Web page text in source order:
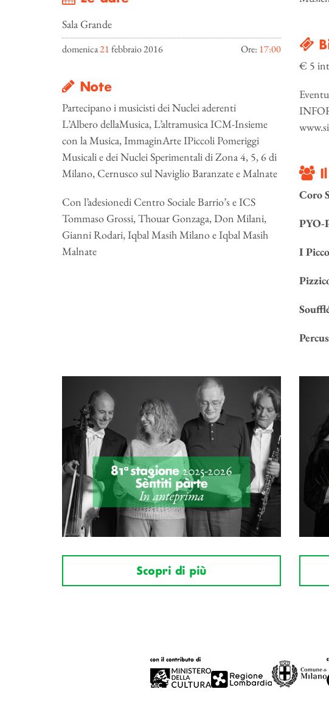
Sala Grande
domenica21febbraio 2016 Ore: 17:00
Note
Partecipano i musicisti dei Nuclei aderenti
L’Albero dellaMusica, L’altramusica ICM-Insieme
con la Musica, ImmaginArte IPiccoli Pomeriggi
Musicali e dei Nuclei Sperimentali di Zona 4, 5, 6 di
Milano, Cernusco sul Naviglio Baranzate e Malnate
Con l’adesionedi Centro Sociale Barrio’s e ICS
Tommaso Grossi, Thouar Gonzaga, Don Milani,
Gianni Rodari, Iqbal Masih Milano e Iqbal Masih
Malnate
€ 5
Il
Coro
PYO-
I
Scopri di più